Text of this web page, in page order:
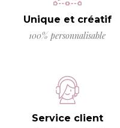
Unique et créatif
100% personnalisable
Service client